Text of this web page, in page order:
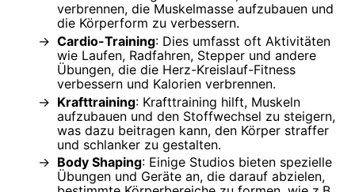
verbrennen, die Muskelmasse aufzubauen und
die Körperform zu verbessern.
Cardio-Training: Dies umfasst oft Aktivitäten
wie Laufen, Radfahren, Stepper und andere
Übungen, die die Herz-Kreislauf-Fitness
verbessern und Kalorien verbrennen.
Krafttraining: Krafttraining hilft, Muskeln
aufzubauen und den Stoffwechsel zu steigern,
was dazu beitragen kann, den Körper straffer
und schlanker zu gestalten.
Body Shaping: Einige Studios bieten spezielle
Übungen und Geräte an, die darauf abzielen,